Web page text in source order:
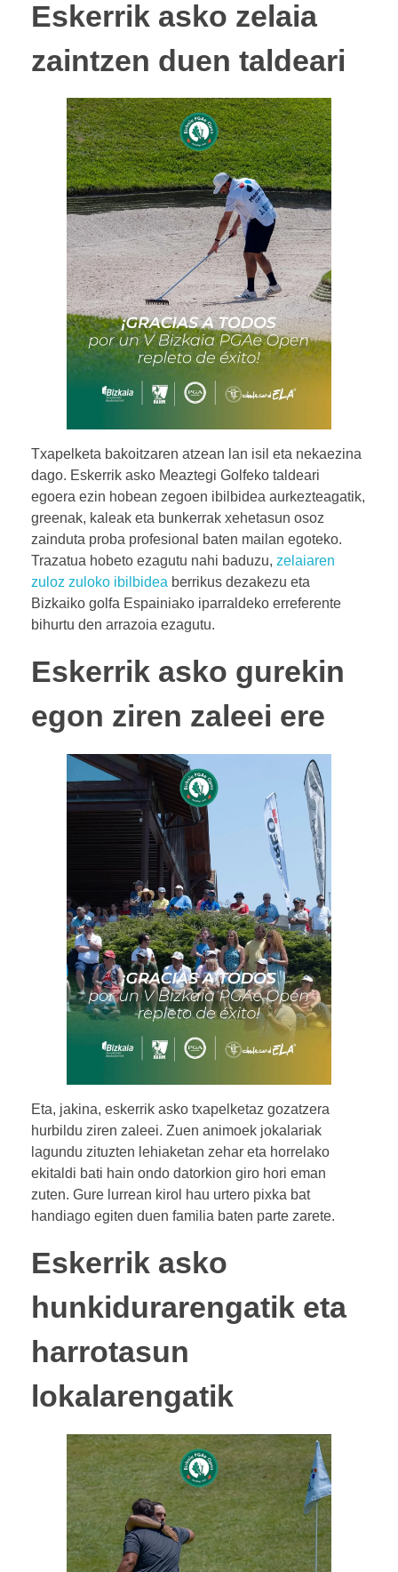
Eskerrik asko zelaia
zaintzen duen taldeari
Txapelketa bakoitzaren atzean lan isil eta nekaezina
dago. Eskerrik asko Meaztegi Golfeko taldeari
egoera ezin hobean zegoen ibilbidea aurkezteagatik,
greenak, kaleak eta bunkerrak xehetasun osoz
zainduta proba profesional baten mailan egoteko.
Trazatua hobeto ezagutu nahi baduzu, zelaiaren
zuloz zuloko ibilbidea berrikus dezakezu eta
Bizkaiko golfa Espainiako iparraldeko erreferente
bihurtu den arrazoia ezagutu.
Eskerrik asko gurekin
egon ziren zaleei ere
Eta, jakina, eskerrik asko txapelketaz gozatzera
hurbildu ziren zaleei. Zuen animoek jokalariak
lagundu zituzten lehiaketan zehar eta horrelako
ekitaldi bati hain ondo datorkion giro hori eman
zuten. Gure lurrean kirol hau urtero pixka bat
handiago egiten duen familia baten parte zarete.
Eskerrik asko
hunkidurarengatik eta
harrotasun
lokalarengatik